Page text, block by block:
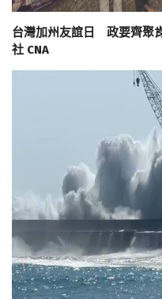
台灣加州友誼日 政要齊聚
社 CNA